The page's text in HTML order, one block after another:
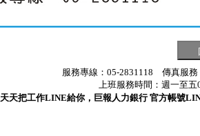
服務專線：05-2831118 傳真服
上班服務時間：週一至
天天把工作LINE給你，巨報人力銀行 官方帳號